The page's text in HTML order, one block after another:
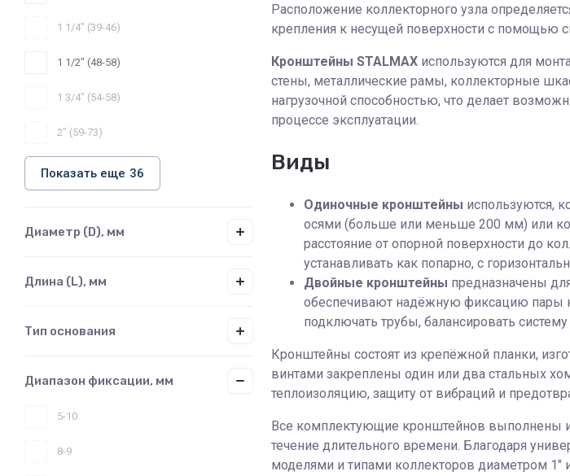
1 1/4" (39-46)
1 1/2" (48-58)
1 3/4" (54-58)
2" (59-73)
Показать еще 36
Диаметр (D), мм
Длина (L), мм
Тип основания
Диапазон фиксации, мм
5-10
8-9
Расположение коллекторного узла
крепления к несущей поверхности с помощью
Кронштейны STALMAX используются для
стены, металлические рамы, коллекторные
нагрузочной способностью, что делает
процессе эксплуатации.
Виды
Одиночные кронштейны используются,
осями (больше или меньше 200 мм) или
расстояние от опорной поверхности до
устанавливать как попарно, с
Двойные кронштейны предназначены
обеспечивают надёжную фиксацию пары
подключать трубы, балансировать
Кронштейны состоят из крепёжной планки,
винтами закреплены один или два стальных
теплоизоляцию, защиту от вибраций и
Все комплектующие кронштейнов выполнены
течение длительного времени. Благодаря
моделями и типами коллекторов диаметром 1"